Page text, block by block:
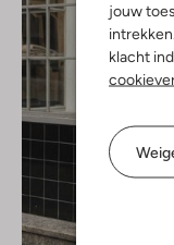
jouw
klacht